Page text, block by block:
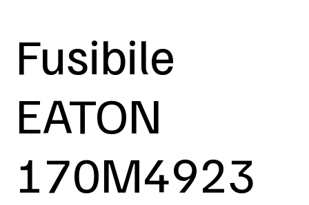
Fusibile
EATON
170M4923